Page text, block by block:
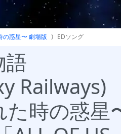
の惑星〜 劇場版 EDソング
語
Railways)
時の惑星